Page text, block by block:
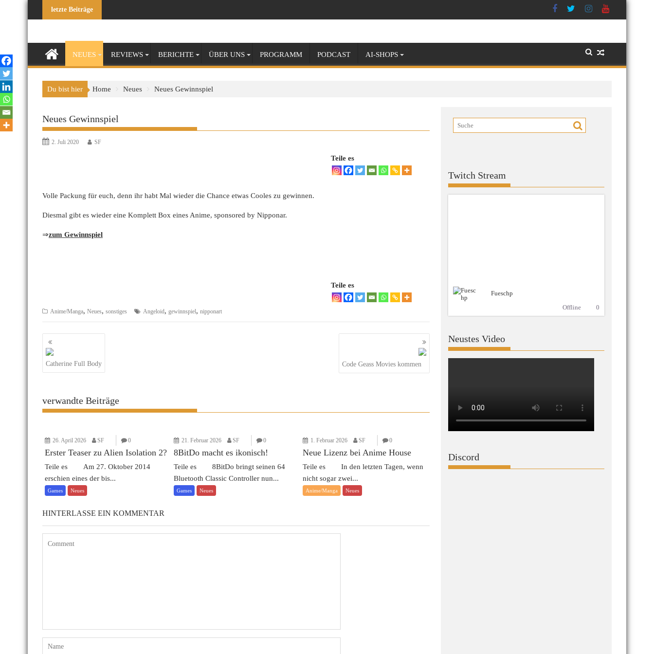
letzte Beiträge
NEUES REVIEWS BERICHTE ÜBER UNS PROGRAMM PODCAST AI-SHOPS
Du bist hier Home Neues Neues Gewinnspiel
Neues Gewinnspiel
2. Juli 2020 SF
Teile es
Volle Packung für euch, denn ihr habt Mal wieder die Chance etwas Cooles zu gewinnen.
Diesmal gibt es wieder eine Komplett Box eines Anime, sponsored by Nipponar.
⇒zum Gewinnspiel
Teile es
Anime/Manga, Neues, sonstiges Angeloid, gewinnspiel, nipponart
Beitragsnavigation
Catherine Full Body Code Geass Movies kommen
verwandte Beiträge
26. April 2026 SF 0
Erster Teaser zu Alien Isolation 2?
Teile es Am 27. Oktober 2014
erschien eines der bis...
Games Neues
21. Februar 2026 SF 0
8BitDo macht es ikonisch!
Teile es 8BitDo bringt seinen 64
Bluetooth Classic Controller nun...
Games Neues
1. Februar 2026 SF 0
Neue Lizenz bei Anime House
Teile es In den letzten Tagen, wenn
nicht sogar zwei...
Anime/Manga Neues
HINTERLASSE EIN KOMMENTAR
Twitch Stream
Fueschp
Offline
0
Neustes Video
Discord